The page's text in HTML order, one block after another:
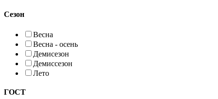
Сезон
Весна
Весна - осень
Демисезон
Демиссезон
Лето
ГОСТ